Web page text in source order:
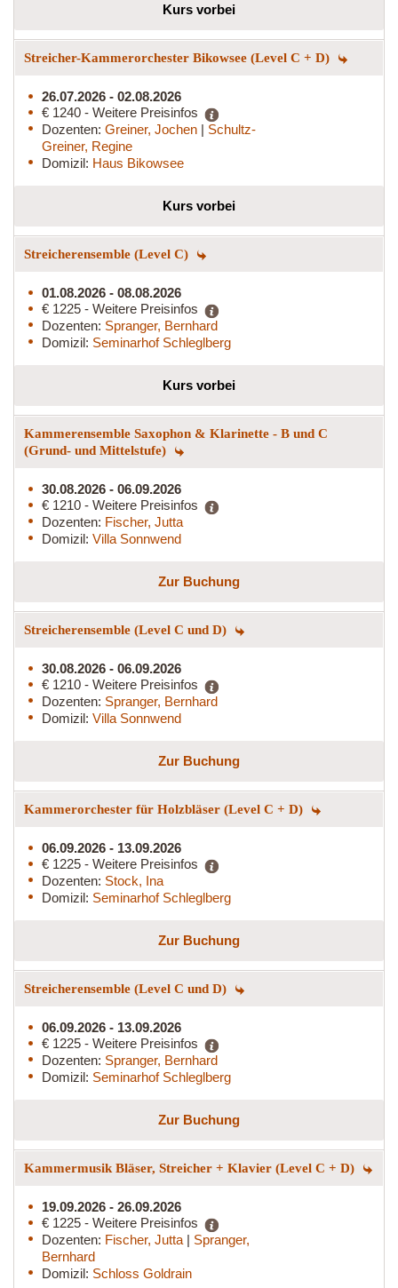
Kurs vorbei
Streicher-Kammerorchester Bikowsee (Level C + D)
26.07.2026 - 02.08.2026
€ 1240 - Weitere Preisinfos
Dozenten: Greiner, Jochen | Schultz-
Greiner, Regine
Domizil: Haus Bikowsee
Kurs vorbei
Streicherensemble (Level C)
01.08.2026 - 08.08.2026
€ 1225 - Weitere Preisinfos
Dozenten: Spranger, Bernhard
Domizil: Seminarhof Schleglberg
Kurs vorbei
Kammerensemble Saxophon & Klarinette - B und C
(Grund- und Mittelstufe)
30.08.2026 - 06.09.2026
€ 1210 - Weitere Preisinfos
Dozenten: Fischer, Jutta
Domizil: Villa Sonnwend
Zur Buchung
Streicherensemble (Level C und D)
30.08.2026 - 06.09.2026
€ 1210 - Weitere Preisinfos
Dozenten: Spranger, Bernhard
Domizil: Villa Sonnwend
Zur Buchung
Kammerorchester für Holzbläser (Level C + D)
06.09.2026 - 13.09.2026
€ 1225 - Weitere Preisinfos
Dozenten: Stock, Ina
Domizil: Seminarhof Schleglberg
Zur Buchung
Streicherensemble (Level C und D)
06.09.2026 - 13.09.2026
€ 1225 - Weitere Preisinfos
Dozenten: Spranger, Bernhard
Domizil: Seminarhof Schleglberg
Zur Buchung
Kammermusik Bläser, Streicher + Klavier (Level C + D)
19.09.2026 - 26.09.2026
€ 1225 - Weitere Preisinfos
Dozenten: Fischer, Jutta | Spranger,
Bernhard
Domizil: Schloss Goldrain